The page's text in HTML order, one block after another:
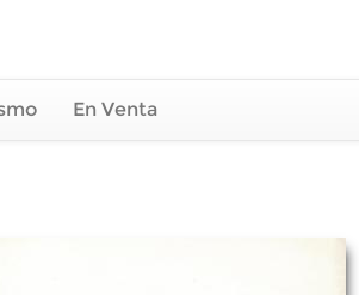
En Venta